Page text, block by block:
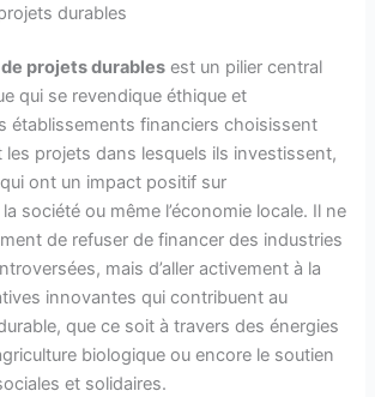
durables
projets durables est un pilier central
qui se revendique éthique et
établissements financiers choisissent
les projets dans lesquels ils investissent,
ont un impact positif sur
société ou même l’économie locale. Il ne
de refuser de financer des industries
mais d’aller activement à la
innovantes qui contribuent au
que ce soit à travers des énergies
biologique ou encore le soutien
et solidaires.